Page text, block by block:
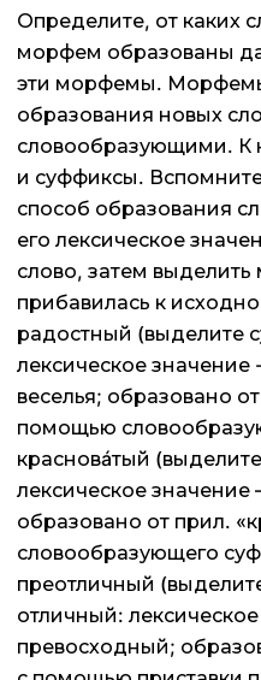
Определите, от каких
морфем образованы
эти морфемы.
образования новых
словообразующими. К
и суффиксы.
способ образования
его лексическое
слово, затем
прибавилась к
радостный (выделите
лексическое
веселья; образовано
помощью
красновáтый
лексическое значение
образовано от прил.
словообразующего
преотличный
отличный:
превосходный;